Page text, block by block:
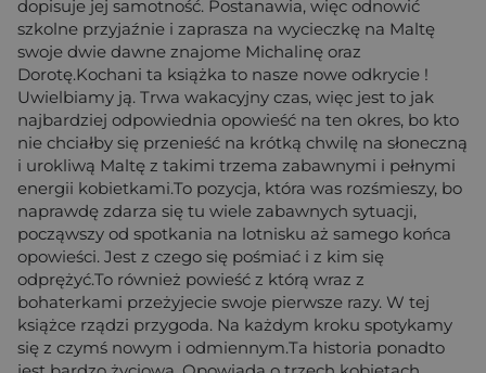
dopisuje jej samotność. Postanawia, więc odnowić
szkolne przyjaźnie i zaprasza na wycieczkę na Maltę
swoje dwie dawne znajome Michalinę oraz
Dorotę.Kochani ta książka to nasze nowe odkrycie !
Uwielbiamy ją. Trwa wakacyjny czas, więc jest to jak
najbardziej odpowiednia opowieść na ten okres, bo kto
nie chciałby się przenieść na krótką chwilę na słoneczną
i urokliwą Maltę z takimi trzema zabawnymi i pełnymi
energii kobietkami.To pozycja, która was rozśmieszy, bo
naprawdę zdarza się tu wiele zabawnych sytuacji,
począwszy od spotkania na lotnisku aż samego końca
opowieści. Jest z czego się pośmiać i z kim się
odprężyć.To również powieść z którą wraz z
bohaterkami przeżyjecie swoje pierwsze razy. W tej
książce rządzi przygoda. Na każdym kroku spotykamy
się z czymś nowym i odmiennym.Ta historia ponadto